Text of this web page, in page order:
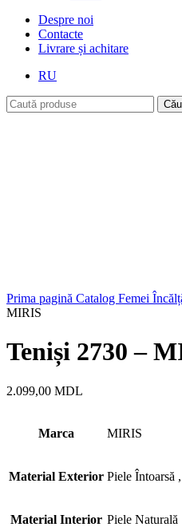
Despre noi
Contacte
Livrare și achitare
RU
Prima pagină Catalog Femei
MIRIS
Teniși 2730 –
2.099,00 MDL
Marca MIRIS
Material Exterior Piele Întoarsă ,
Material Interior Piele Naturală